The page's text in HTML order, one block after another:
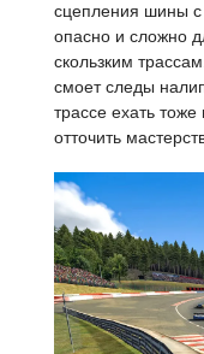
сцепления шины с
опасно и сложно
скользким
смоет следы
трассе ехать
отточить